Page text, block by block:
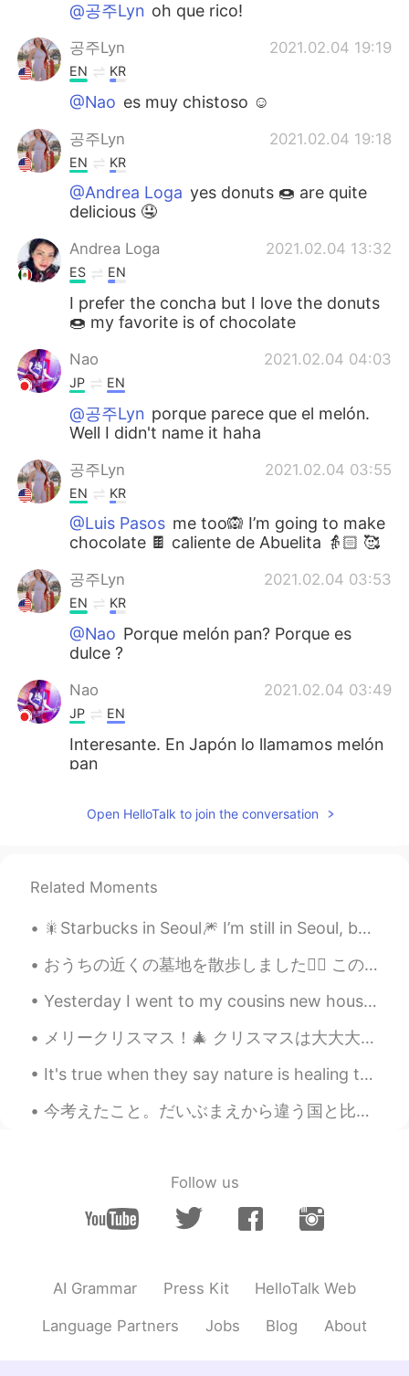
@공주Lyn oh que rico!
공주Lyn 2021.02.04 19:19
EN KR
@Nao es muy chistoso ☺️
공주Lyn 2021.02.04 19:18
EN KR
@Andrea Loga yes donuts 🍩 are quite
delicious 🤤
Andrea Loga 2021.02.04 13:32
ES EN
I prefer the concha but I love the donuts
🍩 my favorite is of chocolate
Nao 2021.02.04 04:03
JP EN
@공주Lyn porque parece que el melón.
Well I didn't name it haha
공주Lyn 2021.02.04 03:55
EN KR
@Luis Pasos me too🙉 I’m going to make
chocolate 🍫 caliente de Abuelita 👵🏻 🥰
공주Lyn 2021.02.04 03:53
EN KR
@Nao Porque melón pan? Porque es
dulce ?
Nao 2021.02.04 03:49
JP EN
Interesante. En Japón lo llamamos melón
pan
EN
Open HelloTalk to join the conversation
Related Moments
🎇Starbucks in Seoul🎆 I’m still in Seoul, but I didn’t drink tonight. I’m checking out of my hot...
おうちの近くの墓地を散歩しました🚶‍♂️ この墓地は状態が悪くて、草はとても繁茂です。 まだまだ美しいところだと思います☺️ ここに歩いているときは、野花をたくさん見つけました🌼🌺🌸 彼らは...
Yesterday I went to my cousins new house for the first time. 昨日、いとこの新しい家に初めて行った。 Ayer fui por pr...
メリークリスマス！🎄 クリスマスは大大大好きですーーー 今日は祝日なので、ゆっくり過ごします〜 皆さん、ステキな１日を！✨ May your days be merry and bright,...
It's true when they say nature is healing to the mind, body, and soul. “Allow nature’s peace to f...
今考えたこと。だいぶまえから違う国と比べたら日本ではマスクしてる人が多い。しかも風とかインフレとか関係なくて女子はメークするのめんどいとかスッピンな顔見せたくないとかの時によくマスクする。(マス...
Follow us
AI Grammar Press Kit HelloTalk Web
Language Partners Jobs Blog About